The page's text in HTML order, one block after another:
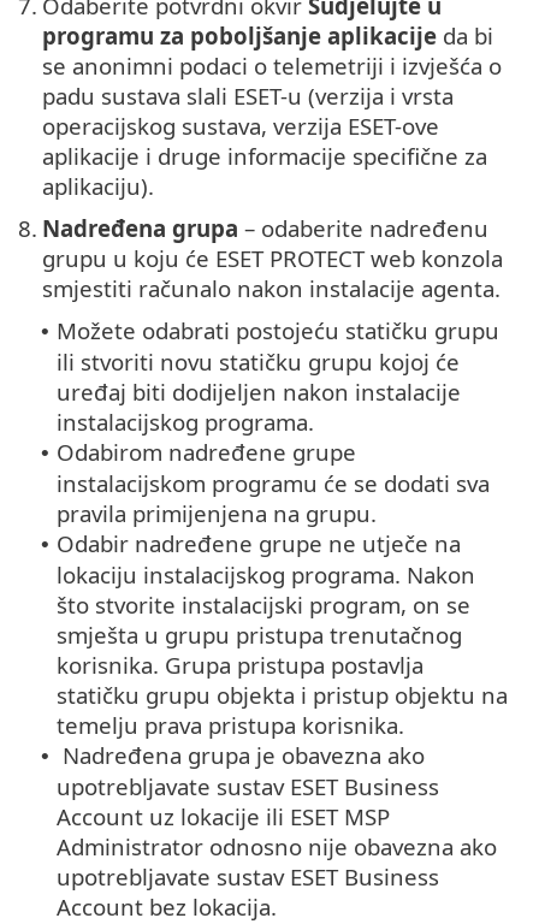
programu za poboljšanje aplikacije da bi
se anonimni podaci o telemetriji i izvješća o
padu sustava slali ESET-u (verzija i vrsta
operacijskog sustava, verzija ESET-ove
aplikacije i druge informacije specifične za
aplikaciju).
8. Nadređena grupa – odaberite nadređenu
grupu u koju će ESET PROTECT web konzola
smjestiti računalo nakon instalacije agenta.
• Možete odabrati postojeću statičku grupu
ili stvoriti novu statičku grupu kojoj će
uređaj biti dodijeljen nakon instalacije
instalacijskog programa.
• Odabirom nadređene grupe
instalacijskom programu će se dodati sva
pravila primijenjena na grupu.
• Odabir nadređene grupe ne utječe na
lokaciju instalacijskog programa. Nakon
što stvorite instalacijski program, on se
smješta u grupu pristupa trenutačnog
korisnika. Grupa pristupa postavlja
statičku grupu objekta i pristup objektu na
temelju prava pristupa korisnika.
•
Nadređena grupa je obavezna ako
upotrebljavate sustav ESET Business
Account uz lokacije ili ESET MSP
Administrator odnosno nije obavezna ako
upotrebljavate sustav ESET Business
Account bez lokacija.